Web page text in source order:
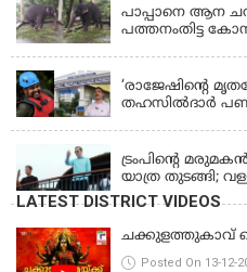
പാപ്പാനെ ആന
പത്തനംതിട്ട
‘രാജേഷിന്‍റെ
തഹസില്‍ദാര്‍
ട്രംപിന്റെ
യാത്ര തുടങ്ങി;
LATEST DISTRICT VIDEOS
ചക്കുളത്തുകാവ്
Posted On 13-12-